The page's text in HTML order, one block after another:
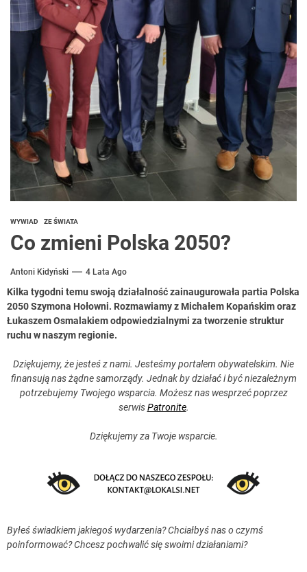
WYWIAD ZE ŚWIATA
Co zmieni Polska 2050?
Antoni Kidyński 4 Lata Ago
Kilka tygodni temu swoją działalność zainaugurowała partia Polska
2050 Szymona Hołowni. Rozmawiamy z Michałem Kopańskim oraz
Łukaszem Osmalakiem odpowiedzialnymi za tworzenie struktur
ruchu w naszym regionie.
Dziękujemy, że jesteś z nami. Jesteśmy portalem obywatelskim. Nie
finansują nas żądne samorządy. Jednak by działać i być niezależnym
potrzebujemy Twojego wsparcia. Możesz nas wesprzeć poprzez
serwisPatronite.
Dziękujemy za Twoje wsparcie.
Byłeś świadkiem jakiegoś wydarzenia? Chciałbyś nas o czymś
poinformować? Chcesz pochwalić się swoimi działaniami?